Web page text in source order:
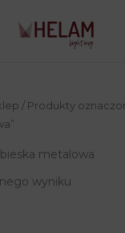
/ Produkty
metalowa
wyniku